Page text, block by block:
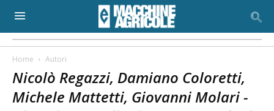
Home Autori
Nicolò Regazzi, Damiano Coloretti,
Michele Mattetti, Giovanni Molari -